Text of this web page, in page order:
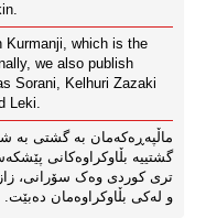
Kurmanji, which is the
we also publish
Sorani, Kelhuri Zazaki
Leki.
ماڵپەڕەکەمان بە گشتی بە
گشتییە بڵاوکراوەکانی
تری کوردی وەک سۆرانی،
و لەکی بڵاوکراوەمان دەبێت.